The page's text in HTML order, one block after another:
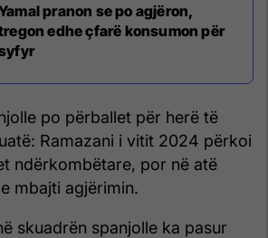
pranon se po agjëron,
edhe çfarë konsumon për
po përballet për herë të
Ramazani i vitit 2024 përkoi
ndërkombëtare, por në atë
mbajti agjërimin.
skuadrën spanjolle ka pasur